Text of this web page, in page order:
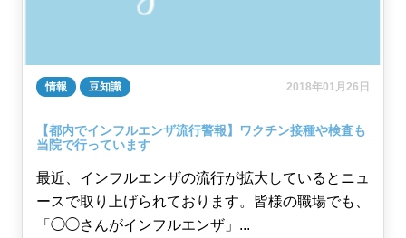
情報 豆知識 2018年01月26日
【都内でインフルエンザ流行警報】ワクチン接種や検査も
当院で行っています
最近、インフルエンザの流行が拡大しているとニュ
ースで取り上げられております。皆様の職場でも、
「◯◯さんがインフルエンザ」...